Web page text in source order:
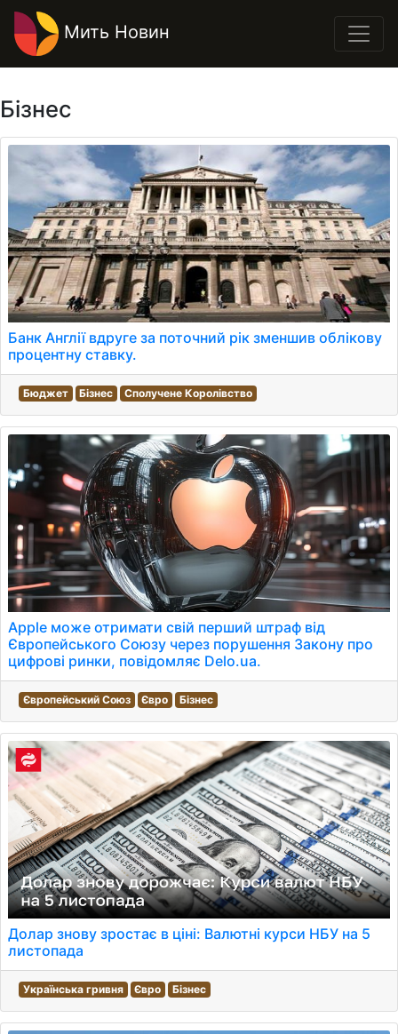
Мить Новин
Бізнес
Банк Англії вдруге за поточний рік зменшив облікову
процентну ставку.
Бюджет Бізнес Сполучене Королівство
Apple може отримати свій перший штраф від
Європейського Союзу через порушення Закону про
цифрові ринки, повідомляє Delo.ua.
Європейський Союз Євро Бізнес
Долар знову зростає в ціні: Валютні курси НБУ на 5
листопада
Українська гривня Євро Бізнес